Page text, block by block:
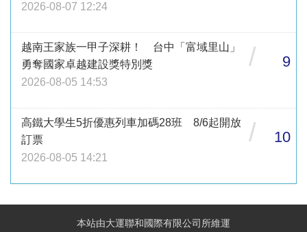
2026-08-07 12:24
越南王家族一甲子深耕！ 台中「富域里山」
勇奪國家卓越建設獎特別獎
2026-08-05 14:53
/ 9
高鐵大學生5折優惠列車加碼28班 8/6起開放
訂票
2026-08-05 14:21
/ 10
本站由大運聯和國際有限公司所維運